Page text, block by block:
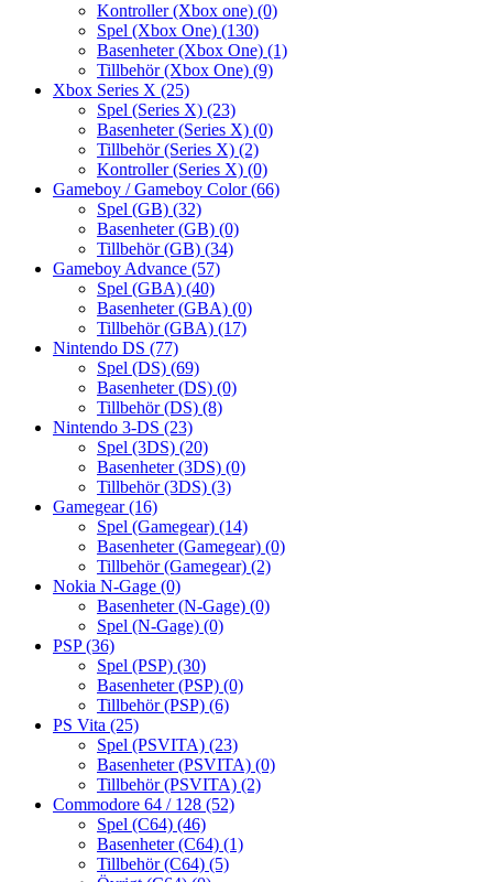
Kontroller (Xbox one) (0)
Spel (Xbox One) (130)
Basenheter (Xbox One) (1)
Tillbehör (Xbox One) (9)
Xbox Series X (25)
Spel (Series X) (23)
Basenheter (Series X) (0)
Tillbehör (Series X) (2)
Kontroller (Series X) (0)
Gameboy / Gameboy Color(66)
Spel (GB) (32)
Basenheter (GB) (0)
Tillbehör (GB) (34)
Gameboy Advance (57)
Spel (GBA) (40)
Basenheter (GBA) (0)
Tillbehör (GBA) (17)
Nintendo DS (77)
Spel (DS) (69)
Basenheter (DS) (0)
Tillbehör (DS) (8)
Nintendo 3-DS (23)
Spel (3DS) (20)
Basenheter (3DS) (0)
Tillbehör (3DS) (3)
Gamegear(16)
Spel (Gamegear) (14)
Basenheter (Gamegear) (0)
Tillbehör (Gamegear) (2)
Nokia N-Gage (0)
Basenheter (N-Gage) (0)
Spel (N-Gage) (0)
PSP(36)
Spel (PSP) (30)
Basenheter (PSP) (0)
Tillbehör (PSP) (6)
PS Vita (25)
Spel (PSVITA) (23)
Basenheter (PSVITA) (0)
Tillbehör (PSVITA) (2)
Commodore 64 / 128 (52)
Spel (C64) (46)
Basenheter (C64) (1)
Tillbehör (C64) (5)